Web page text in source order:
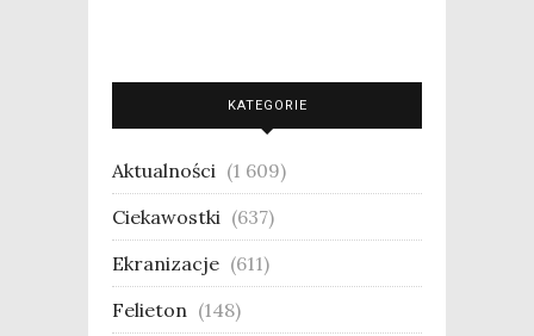
KATEGORIE
Aktualności (1 609)
Ciekawostki (637)
Ekranizacje (611)
Felieton (148)